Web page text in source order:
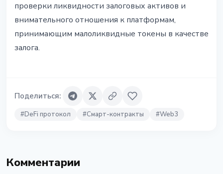
проверки ликвидности залоговых активов и
внимательного отношения к платформам,
принимающим малоликвидные токены в качестве
залога.
Поделиться:
#DeFi протокол #Смарт-контракты #Web3
Комментарии